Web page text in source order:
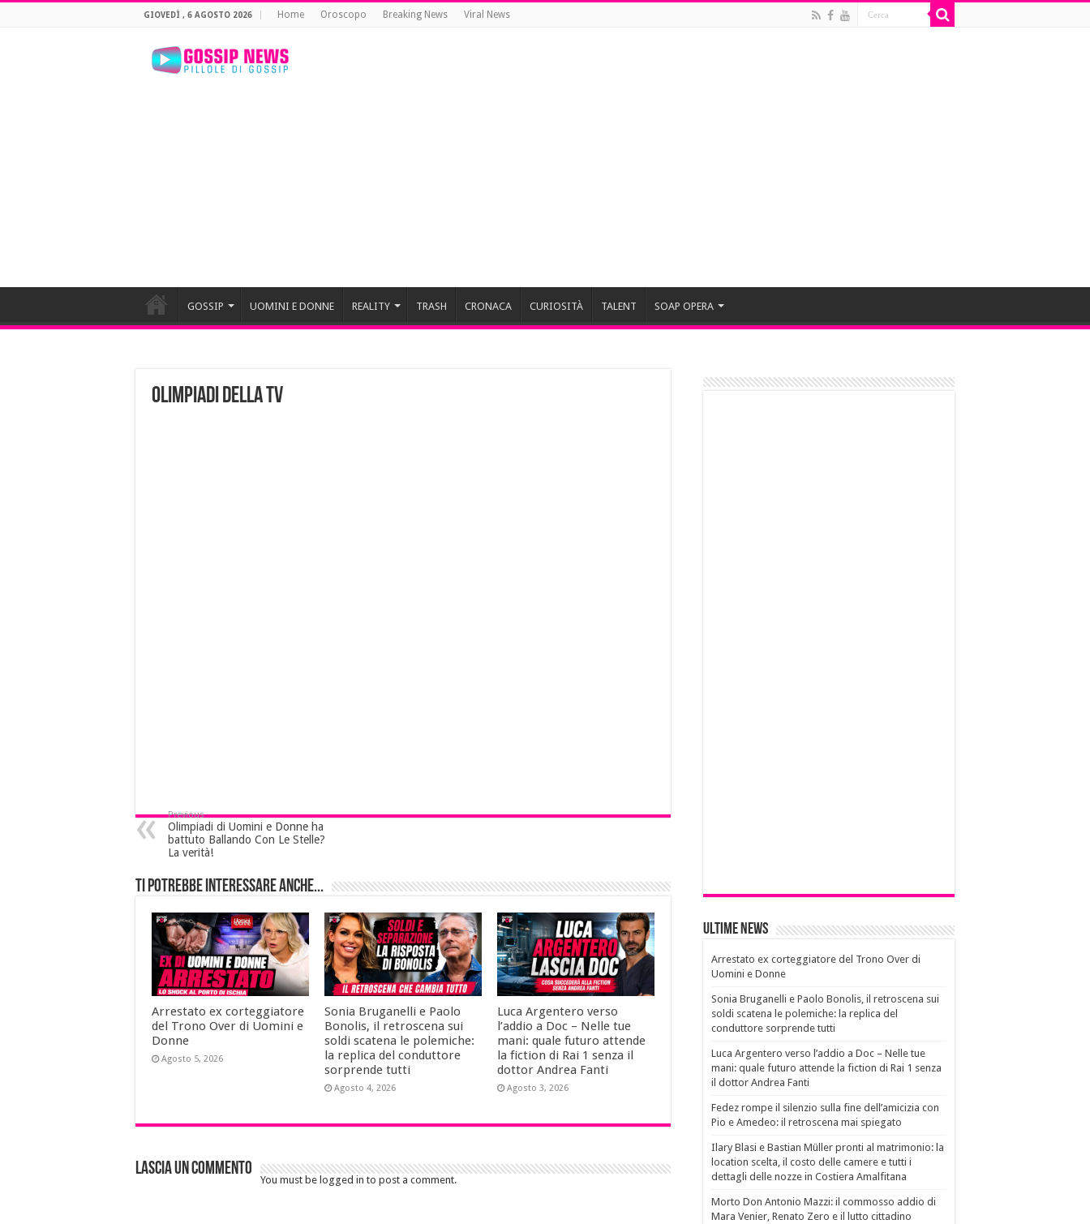
GIOVEDÌ , 6 AGOSTO 2026 Home Oroscopo Breaking News Viral News
GOSSIP UOMINI E DONNE REALITY TRASH CRONACA CURIOSITÀ TALENT SOAP OPERA
olimpiadi della tv
Previous
Olimpiadi di Uomini e Donne ha
battuto Ballando Con Le Stelle?
La verità!
Ti potrebbe interessare anche...
Arrestato ex corteggiatore
del Trono Over di Uomini e
Donne
Agosto 5, 2026
Sonia Bruganelli e Paolo
Bonolis, il retroscena sui
soldi scatena le polemiche:
la replica del conduttore
sorprende tutti
Agosto 4, 2026
Luca Argentero verso
l’addio a Doc – Nelle tue
mani: quale futuro attende
la fiction di Rai 1 senza il
dottor Andrea Fanti
Agosto 3, 2026
Lascia un commento
You must be logged in to post a comment.
Ultime News
Arrestato ex corteggiatore del Trono Over di
Uomini e Donne
Sonia Bruganelli e Paolo Bonolis, il retroscena sui
soldi scatena le polemiche: la replica del
conduttore sorprende tutti
Luca Argentero verso l’addio a Doc – Nelle tue
mani: quale futuro attende la fiction di Rai 1 senza
il dottor Andrea Fanti
Fedez rompe il silenzio sulla fine dell’amicizia con
Pio e Amedeo: il retroscena mai spiegato
Ilary Blasi e Bastian Müller pronti al matrimonio: la
location scelta, il costo delle camere e tutti i
dettagli delle nozze in Costiera Amalfitana
Morto Don Antonio Mazzi: il commosso addio di
Mara Venier, Renato Zero e il lutto cittadino